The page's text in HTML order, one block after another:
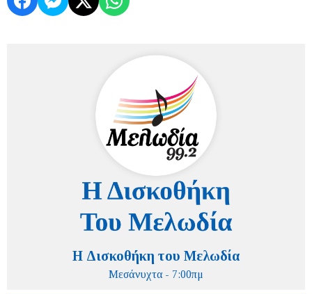
Η Δισκοθήκη του Μελωδία
Μεσάνυχτα - 7:00πμ